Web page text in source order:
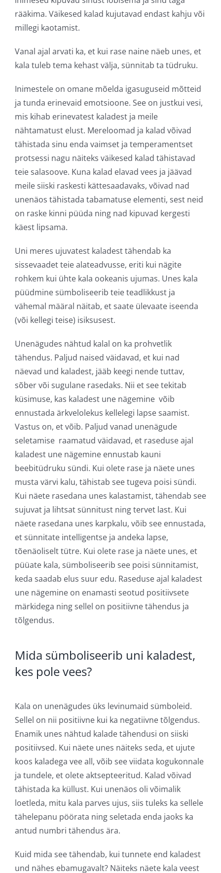
rääkima. Väikesed kalad kujutavad endast kahju või
millegi kaotamist.
Vanal ajal arvati ka, et kui rase naine näeb unes, et
kala tuleb tema kehast välja, sünnitab ta tüdruku.
Inimestele on omane mõelda igasuguseid mõtteid
ja tunda erinevaid emotsioone. See on justkui vesi,
mis kihab erinevatest kaladest ja meile
nähtamatust elust. Mereloomad ja kalad võivad
tähistada sinu enda vaimset ja temperamentset
protsessi nagu näiteks väikesed kalad tähistavad
teie salasoove. Kuna kalad elavad vees ja jäävad
meile siiski raskesti kättesaadavaks, võivad nad
unenäos tähistada tabamatuse elementi, sest neid
on raske kinni püüda ning nad kipuvad kergesti
käest lipsama.
Uni meres ujuvatest kaladest tähendab ka
sissevaadet teie alateadvusse, eriti kui nägite
rohkem kui ühte kala ookeanis ujumas. Unes kala
püüdmine sümboliseerib teie teadlikkust ja
vähemal määral näitab, et saate ülevaate iseenda
(või kellegi teise) isiksusest.
Unenägudes nähtud kalal on ka prohvetlik
tähendus. Paljud naised väidavad, et kui nad
näevad und kaladest, jääb keegi nende tuttav,
sõber või sugulane rasedaks. Nii et see tekitab
küsimuse, kas kaladest une nägemine võib
ennustada ärkvelolekus kellelegi lapse saamist.
Vastus on, et võib. Paljud vanad unenägude
seletamise raamatud väidavad, et raseduse ajal
kaladest une nägemine ennustab kauni
beebitüdruku sündi. Kui olete rase ja näete unes
musta värvi kalu, tähistab see tugeva poisi sündi.
Kui näete rasedana unes kalastamist, tähendab see
sujuvat ja lihtsat sünnitust ning tervet last. Kui
näete rasedana unes karpkalu, võib see ennustada,
et sünnitate intelligentse ja andeka lapse,
tõenäoliselt tütre. Kui olete rase ja näete unes, et
püüate kala, sümboliseerib see poisi sünnitamist,
keda saadab elus suur edu. Raseduse ajal kaladest
une nägemine on enamasti seotud positiivsete
märkidega ning sellel on positiivne tähendus ja
tõlgendus.
Mida sümboliseerib uni kaladest,
kes pole vees?
Kala on unenägudes üks levinumaid sümboleid.
Sellel on nii positiivne kui ka negatiivne tõlgendus.
Enamik unes nähtud kalade tähendusi on siiski
positiivsed. Kui näete unes näiteks seda, et ujute
koos kaladega vee all, võib see viidata kogukonnale
ja tundele, et olete aktsepteeritud. Kalad võivad
tähistada ka küllust. Kui unenäos oli võimalik
loetleda, mitu kala parves ujus, siis tuleks ka sellele
tähelepanu pöörata ning seletada enda jaoks ka
antud numbri tähendus ära.
Kuid mida see tähendab, kui tunnete end kaladest
und nähes ebamugavalt? Näiteks näete kala veest